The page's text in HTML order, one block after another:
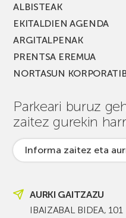
ALBISTEAK
EKITALDIEN AGENDA
ARGITALPENAK
PRENTSA EREMUA
NORTASUN
Parkeari buruz
zaitez gurekin
Informa zaitez eta
AURKI GAITZAZU
IBAIZABAL BIDEA,